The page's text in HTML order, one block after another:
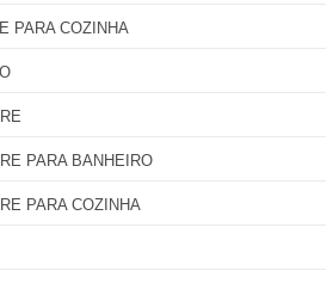
PARA COZINHA
PARA BANHEIRO
PARA COZINHA